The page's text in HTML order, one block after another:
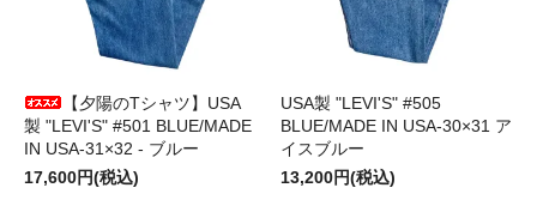
【夕陽のTシャツ】USA
製 "LEVI'S" #501 BLUE/MADE
IN USA-31×32 - ブルー
17,600円(税込)
USA製 "LEVI'S" #505
BLUE/MADE IN USA‐30×31 ア
イスブルー
13,200円(税込)